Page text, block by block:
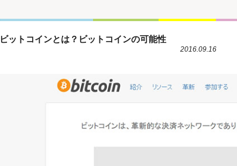
ビットコインとは？ビットコインの可能性
2016.09.16